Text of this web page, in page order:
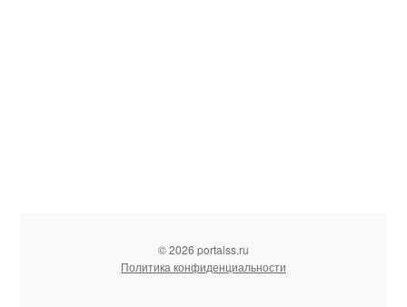
© 2026 portalss.ru
Политика конфиденциальности